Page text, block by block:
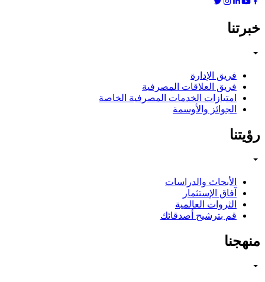
خبرتنا
فريق الإدارة
فريق العلاقات المصرفية
امتيازات الخدمات المصرفية الخاصة
الجوائز والأوسمة
رؤيتنا
الأبحاث والدراسات
آفاق الإستثمار
الثروات العالمية
قم بترشيح أصدقائك
منهجنا